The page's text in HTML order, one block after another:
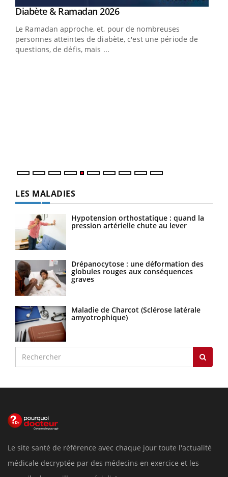
Youtube
Diabète & Ramadan 2026Youtube
Le Ramadan approche, et, pour de nombreuses
personnes atteintes de diabète, c'est une période de
questions, de défis, mais ...
LES MALADIES
Hypotension orthostatique : quand la
pression artérielle chute au lever
Drépanocytose : une déformation des
globules rouges aux conséquences
graves
Maladie de Charcot (Sclérose latérale
amyotrophique)
Le site santé de référence avec chaque jour toute l'actualité
médicale decryptée par des médecins en exercice et les